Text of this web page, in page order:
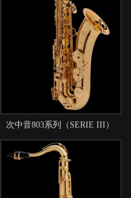
次中音803系列（SERIE III）